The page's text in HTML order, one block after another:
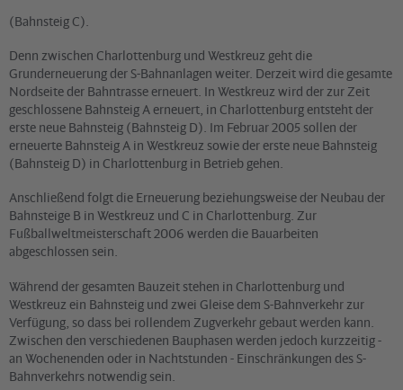
(Bahnsteig C).
Denn zwischen Charlottenburg und Westkreuz geht die
Grunderneuerung der S-Bahnanlagen weiter. Derzeit wird die gesamte
Nordseite der Bahntrasse erneuert. In Westkreuz wird der zur Zeit
geschlossene Bahnsteig A erneuert, in Charlottenburg entsteht der
erste neue Bahnsteig (Bahnsteig D). Im Februar 2005 sollen der
erneuerte Bahnsteig A in Westkreuz sowie der erste neue Bahnsteig
(Bahnsteig D) in Charlottenburg in Betrieb gehen.
Anschließend folgt die Erneuerung beziehungsweise der Neubau der
Bahnsteige B in Westkreuz und C in Charlottenburg. Zur
Fußballweltmeisterschaft 2006 werden die Bauarbeiten
abgeschlossen sein.
Während der gesamten Bauzeit stehen in Charlottenburg und
Westkreuz ein Bahnsteig und zwei Gleise dem S-Bahnverkehr zur
Verfügung, so dass bei rollendem Zugverkehr gebaut werden kann.
Zwischen den verschiedenen Bauphasen werden jedoch kurzzeitig -
an Wochenenden oder in Nachtstunden - Einschränkungen des S-
Bahnverkehrs notwendig sein.